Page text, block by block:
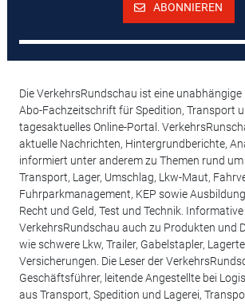
ABONNIEREN
Die VerkehrsRundschau ist eine
Abo-Fachzeitschrift für Spedition, Transport
tagesaktuelles Online-Portal.
aktuelle Nachrichten, Hintergrundberichte,
informiert unter anderem zu Themen rund
Transport, Lager, Umschlag, Lkw-Maut,
Fuhrparkmanagement, KEP sowie
Recht und Geld, Test und Technik.
VerkehrsRundschau auch zu Produkten und
wie schwere Lkw, Trailer, Gabelstapler,
Versicherungen. Die Leser der
Geschäftsführer, leitende Angestellte bei
aus Transport, Spedition und Lagerei,